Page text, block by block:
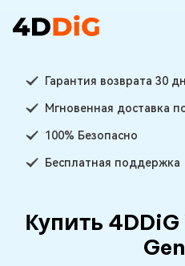
Гарантия возврата 30
Мгновенная доставка
100% Безопасно
Бесплатная поддержка
Купить